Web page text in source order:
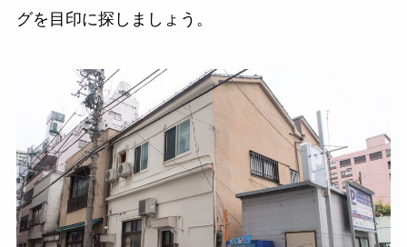
グを目印に探しましょう。